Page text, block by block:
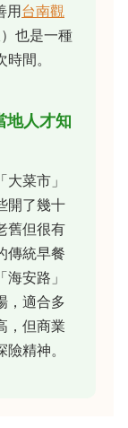
用台南觀
也是一種
間。
地人才知
菜市」
開了幾十
舊但很有
傳統早餐
安路」
，適合多
，但商業
精神。